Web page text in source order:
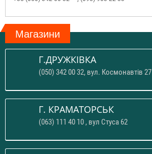
Магазини
Г.ДРУЖКІВКА
(050) 342 00 32, вул. Космонавтів 27
Г. КРАМАТОРСЬК
(063) 111 40 10 , вул Стуса 62